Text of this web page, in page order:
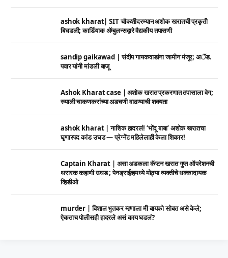
ashok kharat| SIT चौकशीदरम्यान अशोक खरातची प्रकृती
बिघडली; कार्डियाक ॲम्बुलन्सद्वारे वैद्यकीय तपासणी
sandip gaikawad | संदीप गायकवाडांना जामीन मंजूर; अॅड.
पवार यांनी मांडली बाजू
Ashok Kharat case | अशोक खरात प्रकरणात तपासाला वेग;
रुपाली चाकणकरांच्या अडचणी वाढण्याची शक्यता
ashok kharat | नाशिक हादरलं! ‘भोंदू बाबा’ अशोक खरातचा
घृणास्पद कांड उघड — प्रेग्नेंट महिलेलाही केला शिकार!
Captain Kharat | असा अडकला कॅप्टन खरात गुप्त ऑपरेशनची
थरारक कहाणी उघड ; पेनड्राईव्हमध्ये मोठ्या व्यक्तीचे धक्कादायक
व्हिडीओ
murder | विशाल भुतकर म्हणाला मी बायको सोबत असे केले;
ऐकताच पोलीसही हादरले असं काय घडलं?